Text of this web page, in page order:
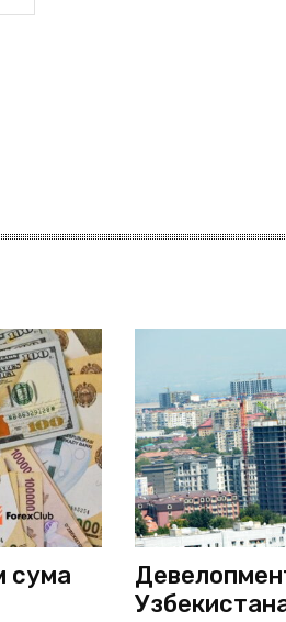
Сайт:
сума